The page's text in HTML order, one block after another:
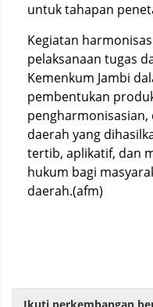
untuk tahapan
Kegiatan
pelaksanaan tugas
Kemenkum Jambi
pembentukan
daerah yang
tertib, aplikatif, dan
hukum bagi
daerah.(afm)